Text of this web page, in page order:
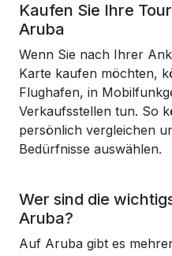
Kaufen Sie Ihre
Aruba
Wenn Sie nach Ihrer
Karte kaufen möchten,
Flughafen, in
Verkaufsstellen tun. So
persönlich vergleichen
Bedürfnisse auswählen.
Wer sind die
Aruba?
Auf Aruba gibt es